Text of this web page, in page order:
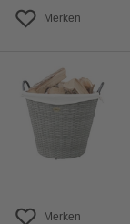
Merken
Merken